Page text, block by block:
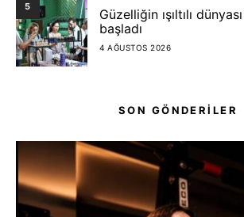
5
Güzelliğin ışıltılı
başladı
4 AĞUSTOS 2026
SON GÖNDERİLER